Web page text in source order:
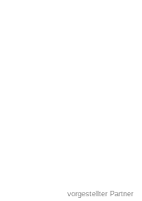
vorgestellter Partner